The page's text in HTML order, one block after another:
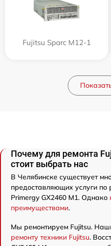
Fujitsu Sparc M12-1
Почему для ремонта
стоит выбрать нас
В Челябинске существует
предоставляющих услуги по
Primergy GX2460 M1. Однако
преимуществами.
Мы ремонтируем Fujitsu.
ремонту техники Fujitsu.